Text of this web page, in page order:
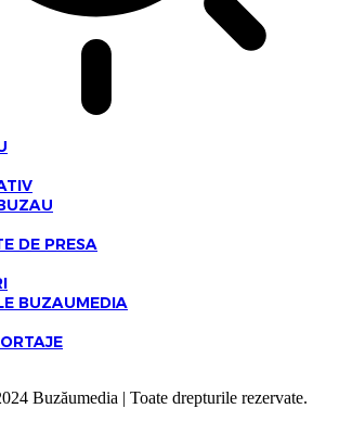
DE PRESA
BUZAUMEDIA
Buzăumedia | Toate drepturile rezervate.